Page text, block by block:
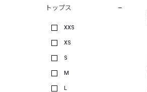
トップス
XXS
XS
S
M
L